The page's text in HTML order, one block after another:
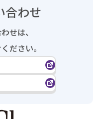
合わせ
せは、
ださい。